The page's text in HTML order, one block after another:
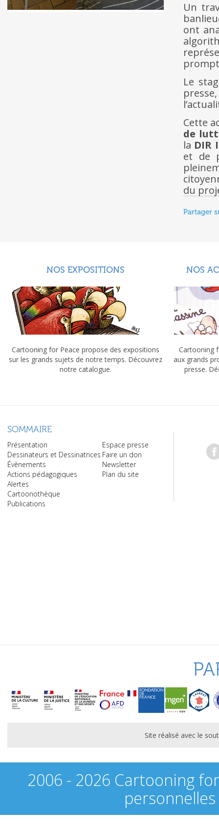
Un
ont
Le
Cette
de
la DIR
et de
du
Partager
NOS EXPOSITIONS
Cartooning for Peace propose des expositions
sur les grands sujets de notre temps. Découvrez
notre catalogue.
NOS
Cartooning
aux grands
presse.
SOMMAIRE
Présentation
Dessinateurs et Dessinatrices
Évènements
Actions pédagogiques
Alertes
Cartoonothèque
Publications
Espace presse
Faire un don
Newsletter
Plan du site
Site réalisé avec le
2006 - 2026 Cartooning
personnelles